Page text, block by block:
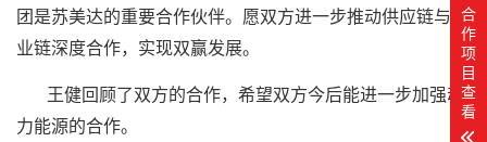
团是苏美达的重要合作伙伴。愿双方进一步推动供应链与产
业链深度合作，实现双赢发展。
王健回顾了双方的合作，希望双方今后能进一步加强动
力能源的合作。
合
作
项
目
查
看